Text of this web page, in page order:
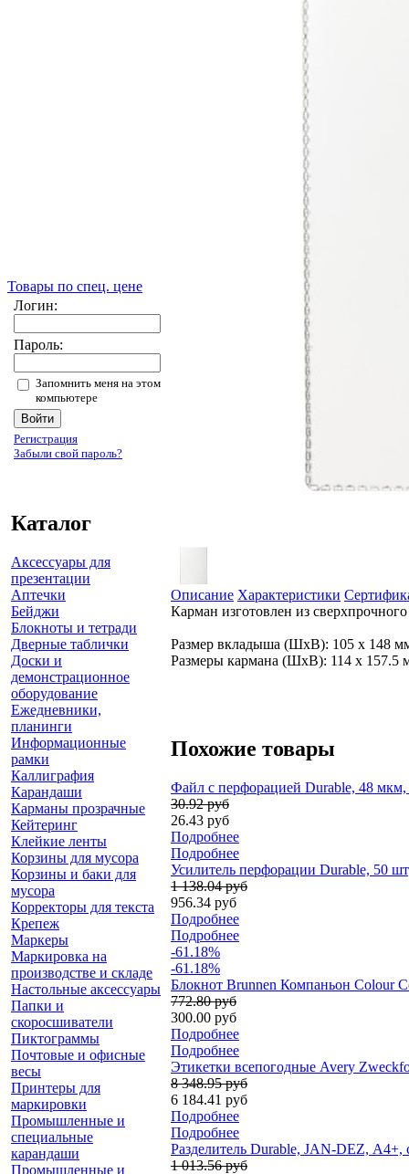
Товары по спец. цене
Логин:
Пароль:
Запомнить меня на этом
компьютере
Регистрация
Забыли свой пароль?
Каталог
Аксессуары для
презентации
Аптечки
Бейджи
Блокноты и тетради
Дверные таблички
Доски и
демонстрационное
оборудование
Ежедневники,
планинги
Информационные
рамки
Каллиграфия
Карандаши
Карманы прозрачные
Кейтеринг
Клейкие ленты
Корзины для мусора
Корзины и баки для
мусора
Корректоры для текста
Крепеж
Маркеры
Маркировка на
производстве и складе
Настольные аксессуары
Папки и
скоросшиватели
Пиктограммы
Почтовые и офисные
весы
Принтеры для
маркировки
Промышленные и
специальные
карандаши
Промышленные и
Описание Характеристики
Карман изготовлен из
Размер вкладыша (ШхВ): 105 х 148
Размеры кармана (ШхВ): 114 х 157.5
Похожие товары
Файл с перфорацией Durable, 48
30.92 руб
26.43 руб
Подробнее
Подробнее
Усилитель перфорации Durable, 50
1 138.04 руб
956.34 руб
Подробнее
Подробнее
-61.18%
-61.18%
Блокнот Brunnen Компаньон Colour
772.80 руб
300.00 руб
Подробнее
Подробнее
Этикетки всепогодные Avery
8 348.95 руб
6 184.41 руб
Подробнее
Подробнее
Разделитель Durable, JAN-DEZ, А4+,
1 013.56 руб